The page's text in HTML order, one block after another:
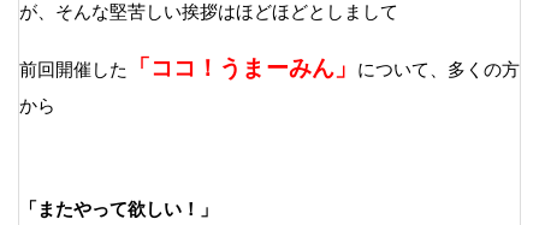
が、そんな堅苦しい挨拶はほどほどとしまして
前回開催した 「ココ！うまーみん」
について、多くの方
から
「またやって欲しい！」